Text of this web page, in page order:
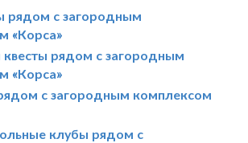
рядом с загородным
«Корса»
квесты рядом с загородным
«Корса»
с загородным комплексом
клубы рядом с